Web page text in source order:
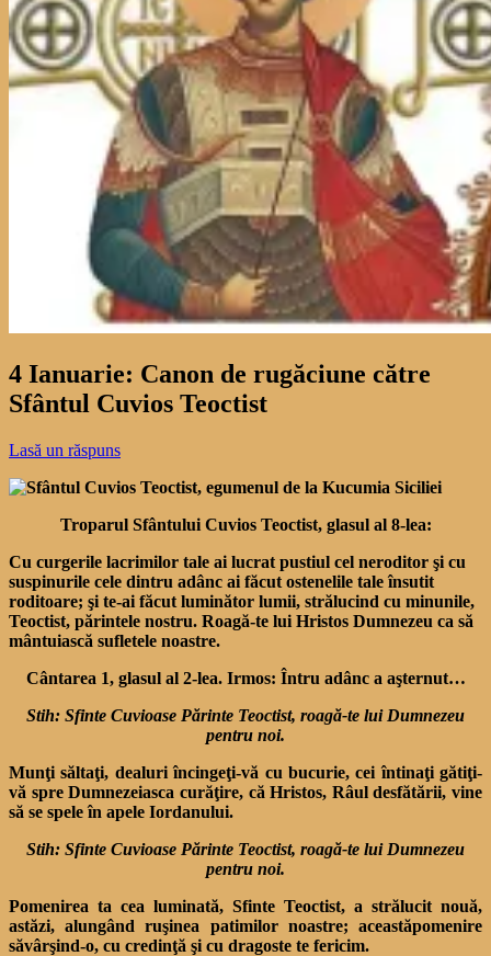
4 Ianuarie: Canon de rugăciune către
Sfântul Cuvios Teoctist
Lasă un răspuns
Troparul Sfântului Cuvios Teoctist, glasul al 8-lea:
Cu curgerile lacrimilor tale ai lucrat pustiul cel neroditor şi cu
suspinurile cele dintru adânc ai făcut ostenelile tale însutit
roditoare; şi te-ai făcut luminător lumii, strălucind cu minunile,
Teoctist, părintele nostru. Roagă-te lui Hristos Dumnezeu ca să
mântuiască sufletele noastre.
Cântarea 1, glasul al 2-lea. Irmos: Întru adânc a aşternut…
Stih: Sfinte Cuvioase Părinte Teoctist, roagă-te lui Dumnezeu
pentru noi.
Munţi săltaţi, dealuri încingeţi-vă cu bucurie, cei întinaţi gătiţi-
vă spre Dumnezeiasca curăţire, că Hristos, Râul desfătării, vine
să se spele în apele Iordanului.
Stih: Sfinte Cuvioase Părinte Teoctist, roagă-te lui Dumnezeu
pentru noi.
Pomenirea ta cea luminată, Sfinte Teoctist, a strălucit nouă,
astăzi, alungând ruşinea patimilor noastre; aceastăpomenire
săvârşind-o, cu credinţă şi cu dragoste te fericim.